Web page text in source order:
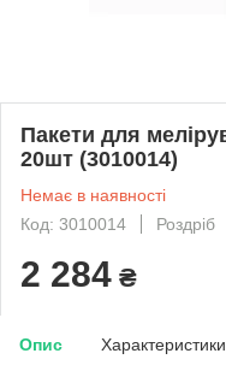
Пакети для
20шт (3010014)
Немає в наявності
Код: 3010014
Роздріб
2 284 ₴
Опис Характеристики